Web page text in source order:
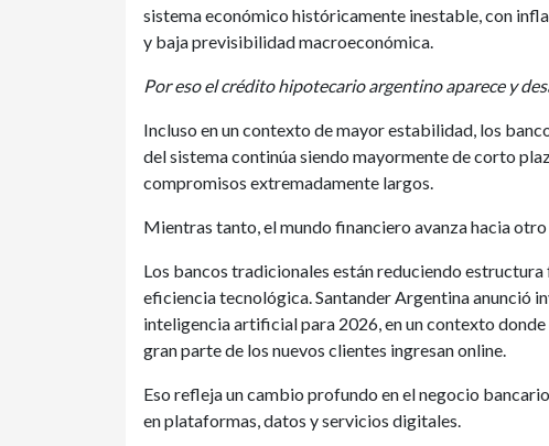
sistema económico históricamente inestable, con
y baja previsibilidad macroeconómica.
Por eso el crédito hipotecario argentino aparece y
Incluso en un contexto de mayor estabilidad, los
del sistema continúa siendo mayormente de corto
compromisos extremadamente largos.
Mientras tanto, el mundo financiero avanza hacia
Los bancos tradicionales están reduciendo
eficiencia tecnológica. Santander Argentina anunció
inteligencia artificial para 2026, en un contexto
gran parte de los nuevos clientes ingresan online.
Eso refleja un cambio profundo en el negocio
en plataformas, datos y servicios digitales.